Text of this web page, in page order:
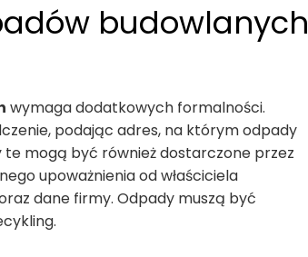
budowlanych
wymaga dodatkowych formalności.
podając adres, na którym odpady
te mogą być również dostarczone przez
upoważnienia od właściciela
dane firmy. Odpady muszą być